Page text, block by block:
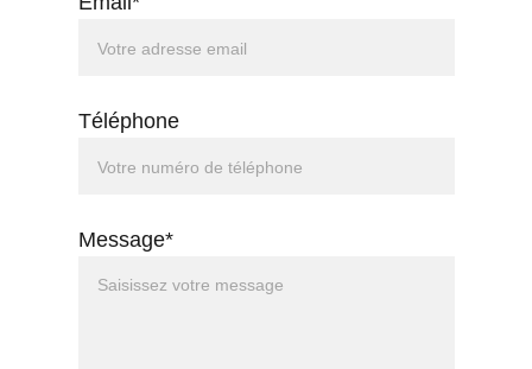
Téléphone
Message*